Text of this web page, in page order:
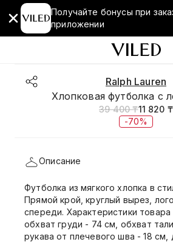
Получайте бонусы при
приложении
Ralph Lauren
Хлопковая футболка с
39 400 ₸11 820 ₸
-70%
Описание
Футболка из мягкого хлопка в
Прямой крой, круглый вырез,
спереди. Характеристики
обхват груди - 74 см, обхват
рукава от плечевого шва - 18 см,